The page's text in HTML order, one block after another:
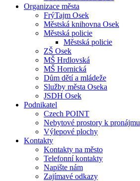
Organizace města
FrýTajm Osek
Městská knihovna Osek
Městská policie
Městská policie
ZŠ Osek
MŠ Hrdlovská
MŠ Hornická
Dům dětí a mládeže
Služby města Oseka
JSDH Osek
Podnikatel
Czech POINT
Nebytové prostory k pronájmu
Výlepové plochy
Kontakty
Kontakty na město
Telefonní kontakty
Napište nám
Zajímavé odkazy